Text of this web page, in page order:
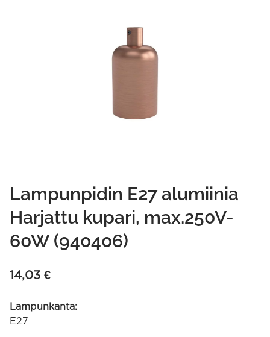
Lampunpidin E27 alumiinia
Harjattu kupari, max.250V-
60W (940406)
14,03 €
Lampunkanta:
E27